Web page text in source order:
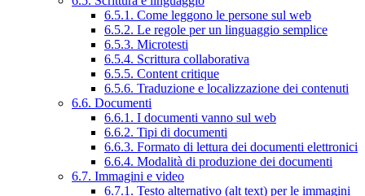
6.5.1. Come leggono le persone sul web
6.5.2. Le regole per un linguaggio semplice
6.5.3. Microtesti
6.5.4. Scrittura collaborativa
6.5.5. Content critique
6.5.6. Traduzione e localizzazione dei contenuti
6.6. Documenti
6.6.1. I documenti vanno sul web
6.6.2. Tipi di documenti
6.6.3. Formato di lettura dei documenti elettronici
6.6.4. Modalità di produzione dei documenti
6.7. Immagini e video
6.7.1. Testo alternativo (alt text) per le immagini